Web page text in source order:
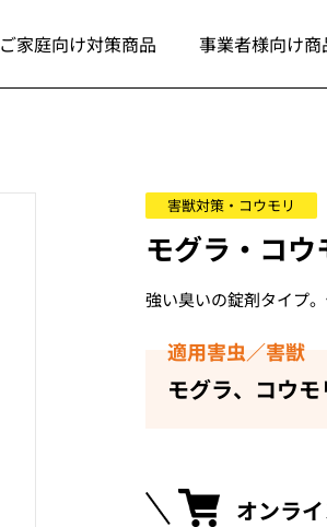
ご家庭向け対策商品 事業者様向け商
害獣対策・コウモリ
モグラ・コウ
強い臭いの錠剤タイプ
適用害虫／害獣
モグラ、コウモ
オンラ